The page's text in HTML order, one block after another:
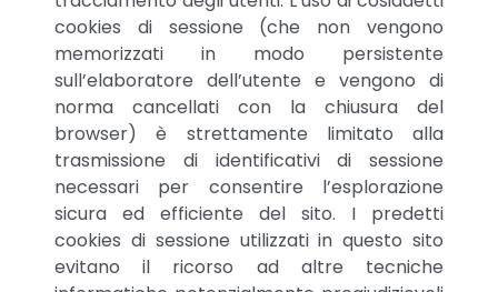
cookies di sessione (che non vengono
memorizzati in modo persistente
sull’elaboratore dell’utente e vengono di
norma cancellati con la chiusura del
browser) è strettamente limitato alla
trasmissione di identificativi di sessione
necessari per consentire l’esplorazione
sicura ed efficiente del sito. I predetti
cookies di sessione utilizzati in questo sito
evitano il ricorso ad altre tecniche